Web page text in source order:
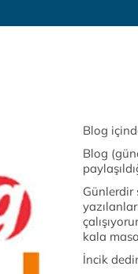
Blog
Blog
Günlerdir
kala
İncik